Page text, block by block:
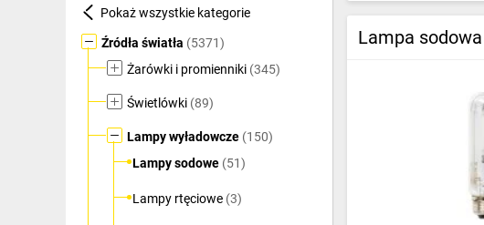
Źródła światła
Oprawy oświetleniowe
Ochrona odgromowa
Pompy ciepła
Pokaż wszystkie kategorie
Źródła światła (5371)
Żarówki i promienniki (345)
Świetlówki (89)
Lampy wyładowcze (150)
Lampy sodowe (51)
Lampy rtęciowe (3)
Lampa